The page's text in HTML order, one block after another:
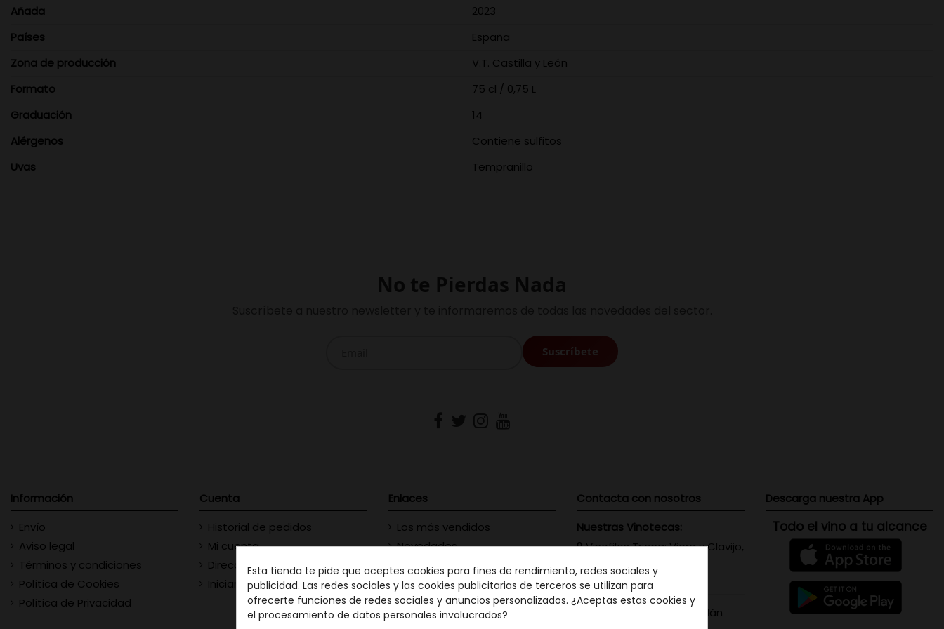
Añada
2023
Países
España
Zona de producción
V.T. Castilla y León
Formato
75 cl / 0,75 L
Graduación
14
Alérgenos
Contiene sulfitos
Uvas
Tempranillo
No te Pierdas Nada
Información
Envío
Aviso legal
Términos y condiciones
Política de Cookies
Política de Privacidad
Cuenta
Historial de pedidos
Mi cuenta
Direcciones
Iniciar sesión
Enlaces
Los más vendidos
Novedades
Contacte con nosotros
Contacta con nosotros
Nuestras Vinotecas:
Vinofilos Triana: Viera y Clavijo,
GC: 828071656
Vinófilos Santa Cruz: Adán
Descarga nuestra App
Todo el vino a tu alcance
Esta tienda te pide que aceptes cookies para fines de rendimiento, redes sociales y
publicidad. Las redes sociales y las cookies publicitarias de terceros se utilizan para
ofrecerte funciones de redes sociales y anuncios personalizados. ¿Aceptas estas cookies y
el procesamiento de datos personales involucrados?